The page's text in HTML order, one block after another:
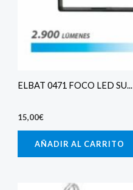
ELBAT 0471 FOCO LED SU...
15,00€
AÑADIR AL CARRITO